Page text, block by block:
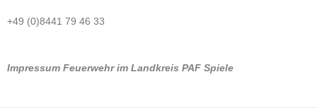
+49 (0)8441 79 46 33
Impressum Feuerwehr im Landkreis PAF Spiele